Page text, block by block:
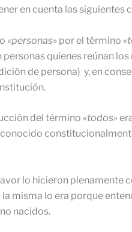
en cuenta las siguientes
«personas» por el término «
quienes reúnan
de persona) y, en
del término «todos»
lo hicieron plenamente
misma lo era porque
nacidos.